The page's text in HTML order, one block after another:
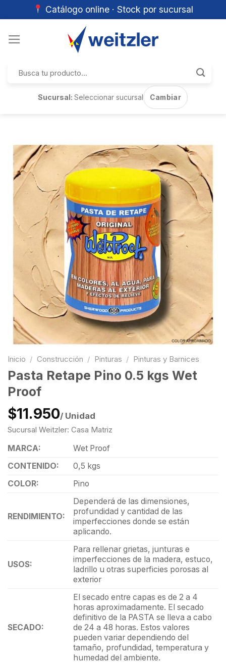
Catálogo online · Stock por sucursal
por:
Sucursal:Seleccionar sucursal Cambiar
Inicio / Construcción / Pinturas / Pinturas y Barnices
Pasta Retape Pino 0.5 kgs Wet
Proof
$11.950/ Unidad
Sucursal Weitzler: Casa Matriz
MARCA:
Wet Proof
CONTENIDO:
0,5 kgs
COLOR:
Pino
RENDIMIENTO:
Dependerá de las dimensiones,
profundidad y cantidad de las
imperfecciones donde se están
aplicando.
USOS:
Para rellenar grietas, junturas e
imperfecciones de la madera, estuco,
ladrillo u otras superficies porosas al
exterior
SECADO:
El secado entre capas es de 2 a 4
horas aproximadamente. El secado
definitivo de la PASTA se lleva a cabo
de 24 a 48 horas. Estos valores
pueden variar dependiendo del
tamaño, profundidad, temperatura y
humedad del ambiente.